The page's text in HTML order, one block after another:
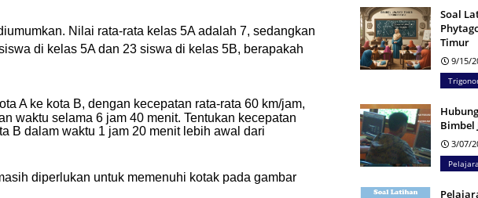
Nilai rata-rata kelas 5A adalah7, sedangkan
di kelas 5A dan 23 siswa di kelas 5B, berapakah
A ke kota B, dengan kecepatan rata-rata 60 km/jam,
waktu selama 6 jam 40 menit. Tentukan kecepatan
B dalam waktu 1 jam 20 menit lebih awal dari
diperlukan untuk memenuhi kotak pada gambar
Soal
Timur
9/15/
Bimbel
3/07/